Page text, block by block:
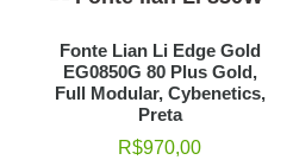
Fonte Lian Li Edge Gold
EG0850G 80 Plus Gold,
Full Modular, Cybenetics,
Preta
R$970,00